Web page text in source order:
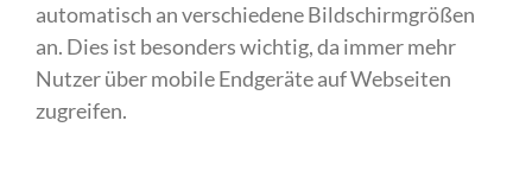
automatisch an verschiedene Bildschirmgrößen
an. Dies ist besonders wichtig, da immer mehr
Nutzer über mobile Endgeräte auf Webseiten
zugreifen.